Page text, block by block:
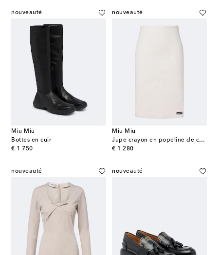
nouveauté
Miu Miu
Bottes en cuir
€ 1 750
original price
nouveauté
Miu Miu
Jupe crayon en popeline de coton mélangé
€ 1 280
original price
nouveauté nouveauté